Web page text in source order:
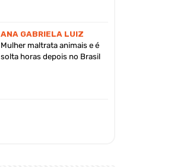
ANA GABRIELA LUIZ
Mulher maltrata animais e é
solta horas depois no Brasil